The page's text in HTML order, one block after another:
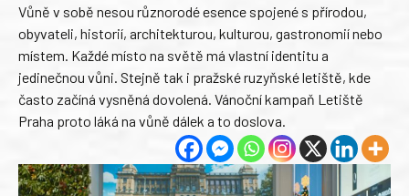
Vůně v sobě nesou různorodé esence spojené s přírodou,
obyvateli, historií, architekturou, kulturou, gastronomií nebo
místem. Každé místo na světě má vlastní identitu a
jedinečnou vůni. Stejně tak i pražské ruzyňské letiště, kde
často začíná vysněná dovolená. Vánoční kampaň Letiště
Praha proto láká na vůně dálek a to doslova.